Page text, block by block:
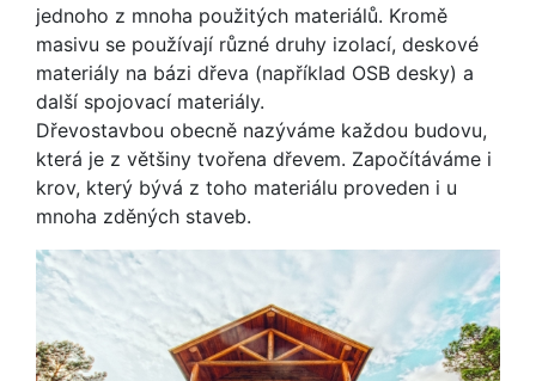
jednoho z mnoha použitých materiálů. Kromě
masivu se používají různé druhy izolací, deskové
materiály na bázi dřeva (například OSB desky) a
další spojovací materiály.
Dřevostavbou obecně nazýváme každou budovu,
která je z většiny tvořena dřevem. Započítáváme i
krov, který bývá z toho materiálu proveden i u
mnoha zděných staveb.